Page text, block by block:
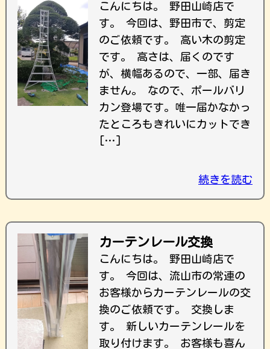
こんにちは。 野田山崎店で
す。 今回は、野田市で、剪定
のご依頼です。 高い木の剪定
です。 高さは、届くのです
が、横幅あるので、一部、届き
ません。 なので、ポールバリ
カン登場です。唯一届かなかっ
たところもきれいにカットでき
[…]
続きを読む
カーテンレール交換
こんにちは。 野田山崎店で
す。 今回は、流山市の常連の
お客様からカーテンレールの交
換のご依頼です。 交換しま
す。 新しいカーテンレールを
取り付けます。 お客様も喜ん